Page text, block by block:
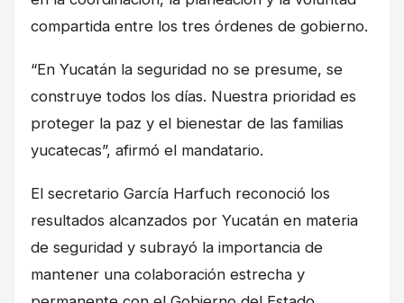
compartida entre los tres órdenes de gobierno.
“En Yucatán la seguridad no se presume, se
construye todos los días. Nuestra prioridad es
proteger la paz y el bienestar de las familias
yucatecas”, afirmó el mandatario.
El secretario García Harfuch reconoció los
resultados alcanzados por Yucatán en materia
de seguridad y subrayó la importancia de
mantener una colaboración estrecha y